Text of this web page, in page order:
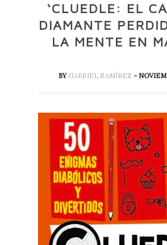
‘CLUEDLE: EL
DIAMANTE
LA MENTE EN
BY GABRIEL RAMÍREZ -